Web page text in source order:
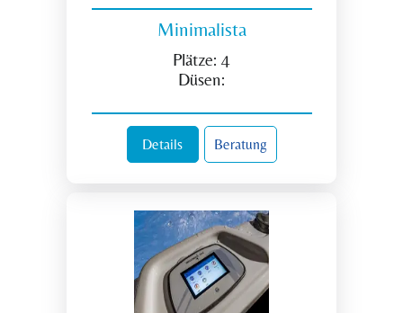
Minimalista
Plätze: 4
Düsen:
Details Beratung